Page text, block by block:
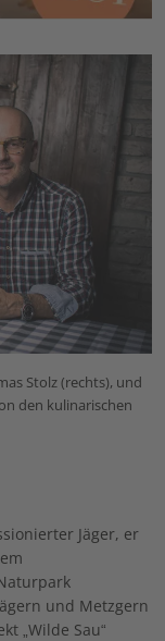
Stolz (rechts), und
den kulinarischen
Jäger, er
und Metzgern
„Wilde Sau“